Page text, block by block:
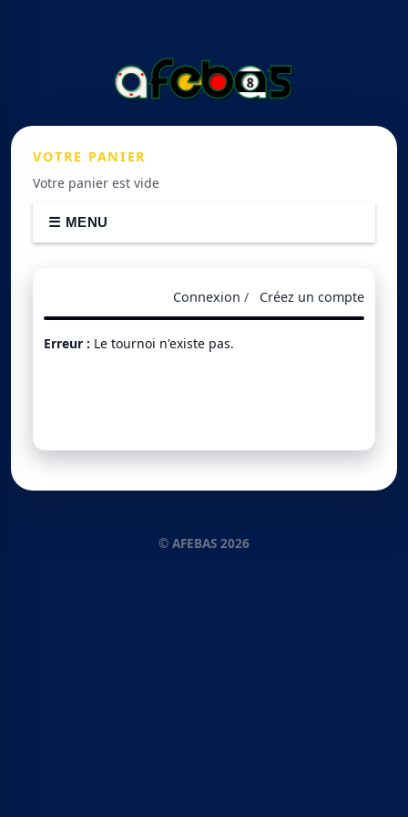
VOTRE PANIER
Votre panier est vide
☰ MENU
Connexion / Créez un compte
Erreur : Le tournoi n'existe pas.
© AFEBAS 2026